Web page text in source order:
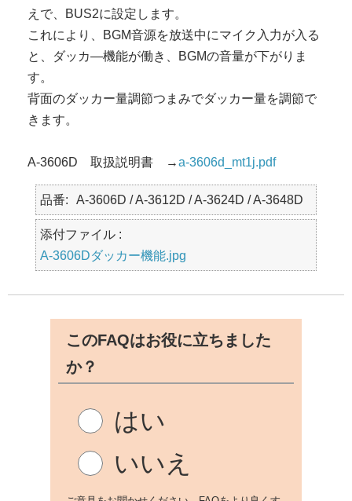
えで、BUS2に設定します。
これにより、BGM音源を放送中にマイク入力が入る
と、ダッカ―機能が働き、BGMの音量が下がりま
す。
背面のダッカー量調節つまみでダッカー量を調節で
きます。
A-3606D 取扱説明書 →a-3606d_mt1j.pdf
品番 A-3606D / A-3612D / A-3624D / A-3648D
添付ファイル :
A-3606Dダッカー機能.jpg
このFAQはお役に立ちました
か？
はい
いいえ